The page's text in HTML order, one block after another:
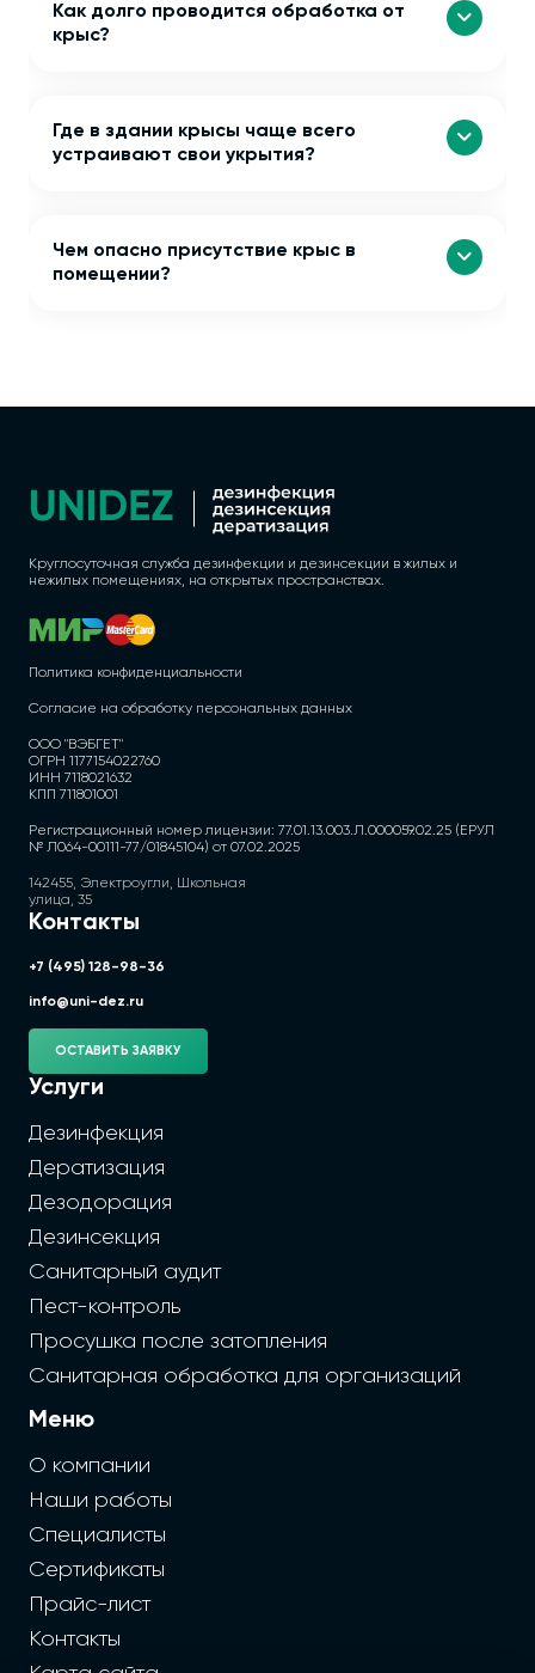
Как долго проводится обработка от
крыс?
Где в здании крысы чаще всего
устраивают свои укрытия?
Чем опасно присутствие крыс в
помещении?
Круглосуточная служба дезинфекции и дезинсекции в жилых и
нежилых помещениях, на открытых пространствах.
Политика конфиденциальности
Согласие на обработку персональных данных
ООО "ВЭБГЕТ"
ОГРН 1177154022760
ИНН 7118021632
КПП 711801001
Регистрационный номер лицензии: 77.01.13.003.Л.000059.02.25 (ЕРУЛ
№ Л064-00111-77/01845104) от 07.02.2025
142455, Электроугли, Школьная
улица, 35
Контакты
+7 (495) 128-98-36
info@uni-dez.ru
ОСТАВИТЬ ЗАЯВКУ
Услуги
Дезинфекция
Дератизация
Дезодорация
Дезинсекция
Санитарный аудит
Пест-контроль
Просушка после затопления
Санитарная обработка для организаций
Меню
О компании
Наши работы
Специалисты
Сертификаты
Прайс-лист
Контакты